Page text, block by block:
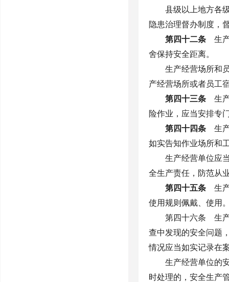
县级以上地方各
隐患治理督办制度，
第四十二条 生产
舍保持安全距离。
生产经营场所和
产经营场所或者员工
第四十三条 生产
险作业，应当安排专
第四十四条 生产
如实告知作业场所和
生产经营单位应
全生产责任，防范从
第四十五条 生产
使用规则佩戴、使用
第四十六条 生产
查中发现的安全问题
情况应当如实记录在
生产经营单位的
时处理的，安全生产